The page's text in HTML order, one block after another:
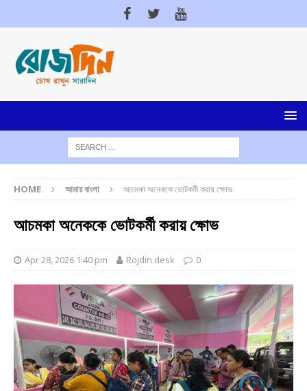
HOME আমার বাংলা আচমকা অনেককে ভোটকর্মী করায় ক্ষোভ
আচমকা অনেককে ভোটকর্মী করায় ক্ষোভ
Apr 28, 2026 1:40 pm Rojdin desk 0